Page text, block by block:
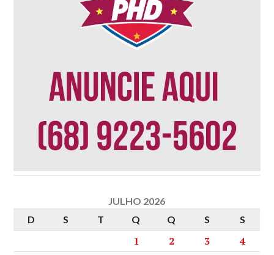
JULHO 2026
D
S T Q Q S S
1 2 3
4